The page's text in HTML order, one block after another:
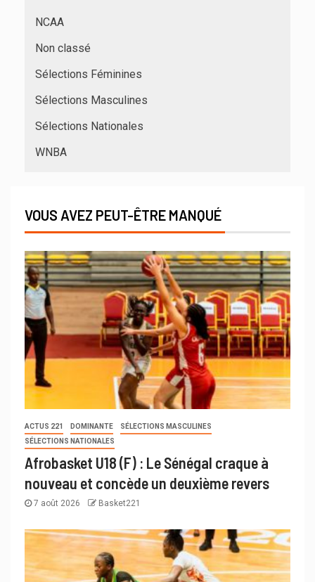
NCAA
Non classé
Sélections Féminines
Sélections Masculines
Sélections Nationales
WNBA
VOUS AVEZ PEUT-ÊTRE MANQUÉ
ACTUS 221 DOMINANTE
SÉLECTIONS MASCULINES
SÉLECTIONS NATIONALES
Afrobasket U18 (F) : Le Sénégal craque à
nouveau et concède un deuxième revers
7 août 2026 Basket221